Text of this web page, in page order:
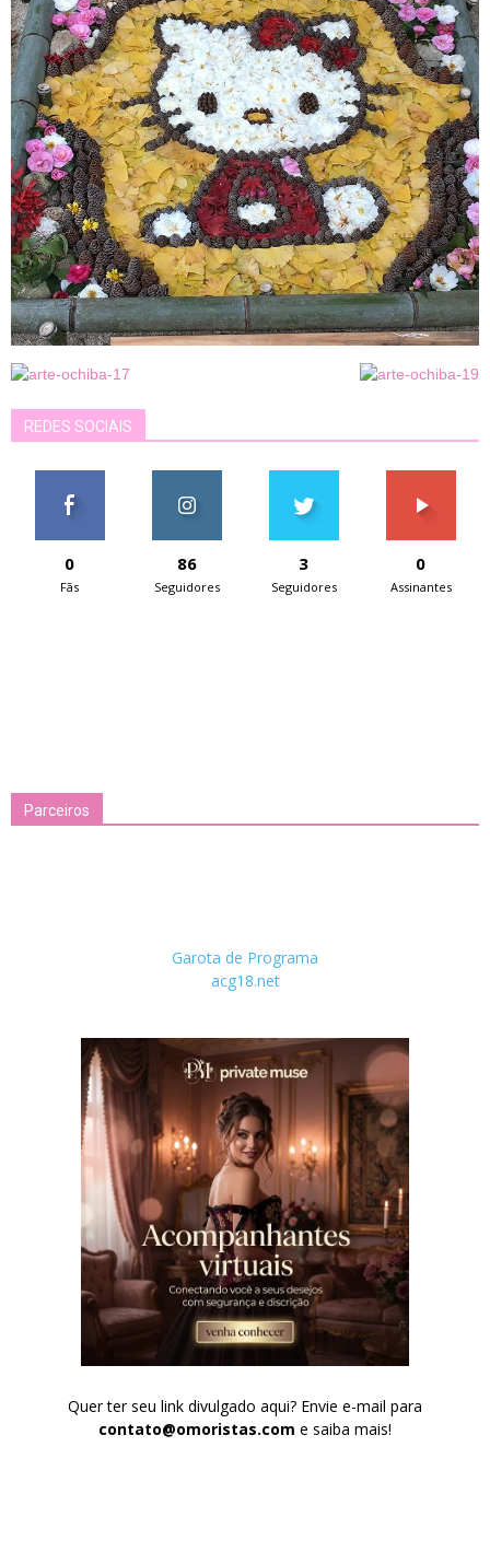
REDES SOCIAIS
0
Fãs
86
Seguidores
3
Seguidores
0
Assinantes
Parceiros
Garota de Programa
acg18.net
Quer ter seu link divulgado aqui? Envie e-mail para
contato@omoristas.com e saiba mais!